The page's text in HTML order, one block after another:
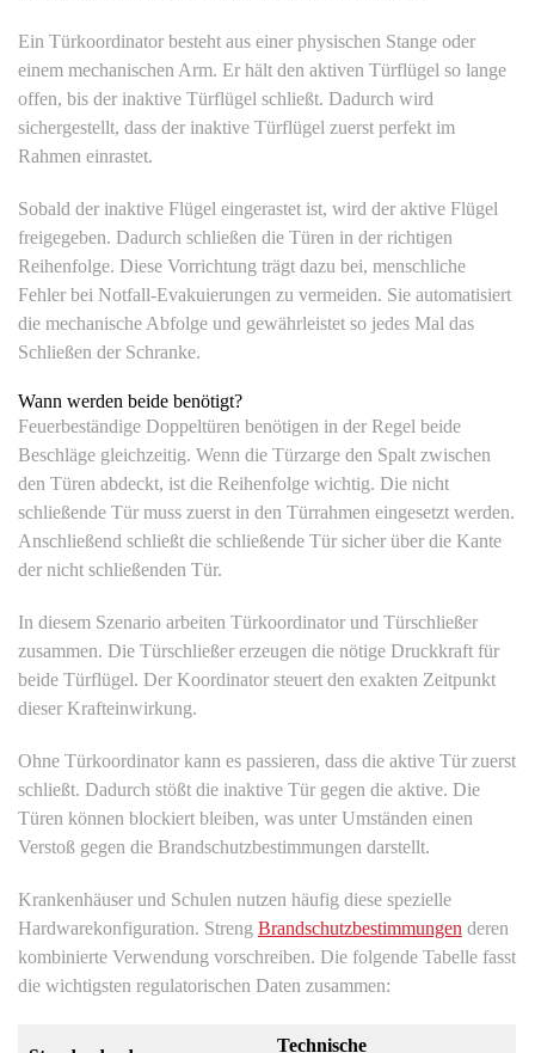
Ein Türkoordinator besteht aus einer physischen Stange oder
einem mechanischen Arm. Er hält den aktiven Türflügel so lange
offen, bis der inaktive Türflügel schließt. Dadurch wird
sichergestellt, dass der inaktive Türflügel zuerst perfekt im
Rahmen einrastet.
Sobald der inaktive Flügel eingerastet ist, wird der aktive Flügel
freigegeben. Dadurch schließen die Türen in der richtigen
Reihenfolge. Diese Vorrichtung trägt dazu bei, menschliche
Fehler bei Notfall-Evakuierungen zu vermeiden. Sie automatisiert
die mechanische Abfolge und gewährleistet so jedes Mal das
Schließen der Schranke.
Wann werden beide benötigt?
Feuerbeständige Doppeltüren benötigen in der Regel beide
Beschläge gleichzeitig. Wenn die Türzarge den Spalt zwischen
den Türen abdeckt, ist die Reihenfolge wichtig. Die nicht
schließende Tür muss zuerst in den Türrahmen eingesetzt werden.
Anschließend schließt die schließende Tür sicher über die Kante
der nicht schließenden Tür.
In diesem Szenario arbeiten Türkoordinator und Türschließer
zusammen. Die Türschließer erzeugen die nötige Druckkraft für
beide Türflügel. Der Koordinator steuert den exakten Zeitpunkt
dieser Krafteinwirkung.
Ohne Türkoordinator kann es passieren, dass die aktive Tür zuerst
schließt. Dadurch stößt die inaktive Tür gegen die aktive. Die
Türen können blockiert bleiben, was unter Umständen einen
Verstoß gegen die Brandschutzbestimmungen darstellt.
Krankenhäuser und Schulen nutzen häufig diese spezielle
Hardwarekonfiguration. Streng Brandschutzbestimmungen deren
kombinierte Verwendung vorschreiben. Die folgende Tabelle fasst
die wichtigsten regulatorischen Daten zusammen:
Technische